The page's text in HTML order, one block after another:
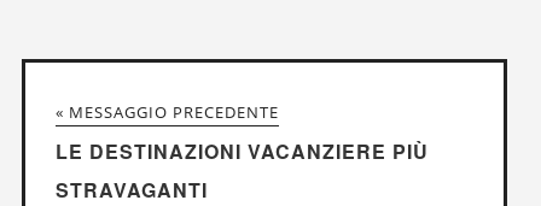
« MESSAGGIO PRECEDENTE
LE DESTINAZIONI VACANZIERE PIÙ
STRAVAGANTI